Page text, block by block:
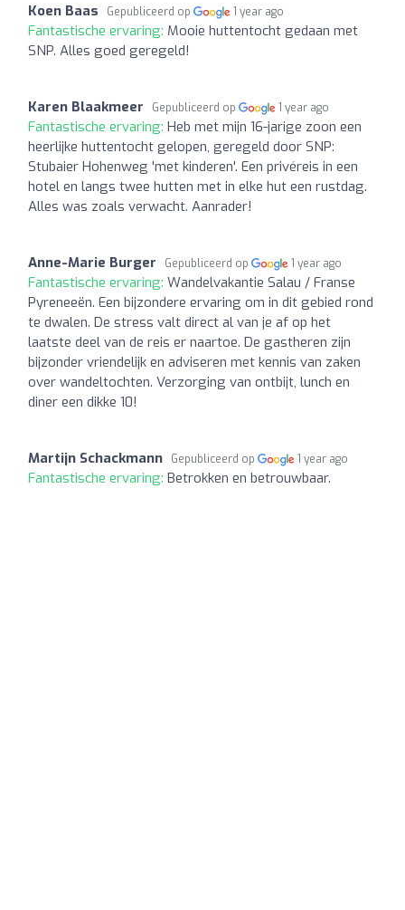
Koen Baas Gepubliceerd op 1 year ago
Fantastische ervaring: Mooie huttentocht gedaan met
SNP. Alles goed geregeld!
Karen Blaakmeer Gepubliceerd op 1 year ago
Fantastische ervaring: Heb met mijn 16-jarige zoon een
heerlijke huttentocht gelopen, geregeld door SNP:
Stubaier Hohenweg 'met kinderen'. Een privéreis in een
hotel en langs twee hutten met in elke hut een rustdag.
Alles was zoals verwacht. Aanrader!
Anne-Marie Burger Gepubliceerd op 1 year ago
Fantastische ervaring: Wandelvakantie Salau / Franse
Pyreneeën. Een bijzondere ervaring om in dit gebied rond
te dwalen. De stress valt direct al van je af op het
laatste deel van de reis er naartoe. De gastheren zijn
bijzonder vriendelijk en adviseren met kennis van zaken
over wandeltochten. Verzorging van ontbijt, lunch en
diner een dikke 10!
Martijn Schackmann Gepubliceerd op 1 year ago
Fantastische ervaring: Betrokken en betrouwbaar.